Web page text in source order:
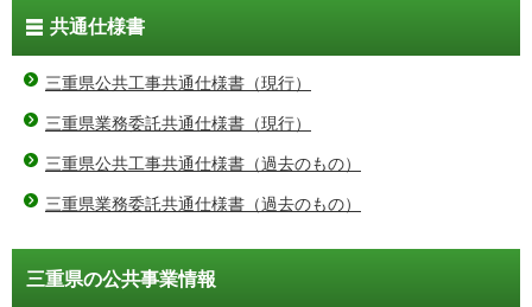
共通仕様書
三重県公共工事共通仕様書（現行）
三重県業務委託共通仕様書（現行）
三重県公共工事共通仕様書（過去のもの）
三重県業務委託共通仕様書（過去のもの）
三重県の公共事業情報